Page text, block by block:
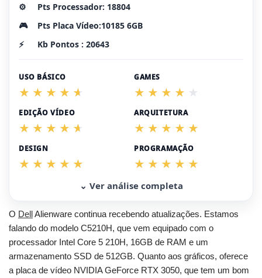
⚙️
Pts Processador: 18804
🎮
Pts Placa Vídeo:10185 6GB
⚡
Kb Pontos : 20643
USO BÁSICO GAMES
EDIÇÃO VÍDEO ARQUITETURA
DESIGN PROGRAMAÇÃO
⌄ Ver análise completa
O DellAlienware continua recebendo atualizações. Estamos
falando do modelo C5210H, que vem equipado com o
processador Intel Core 5 210H, 16GB de RAM e um
armazenamento SSD de 512GB. Quanto aos gráficos, oferece
a placa de vídeo NVIDIA GeForce RTX 3050, que tem um bom